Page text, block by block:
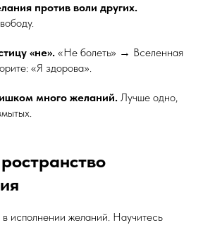
против воли других.
«не». «Не болеть» → Вселенная
«Я здорова».
много желаний. Лучше одно,
исполнении желаний. Научитесь